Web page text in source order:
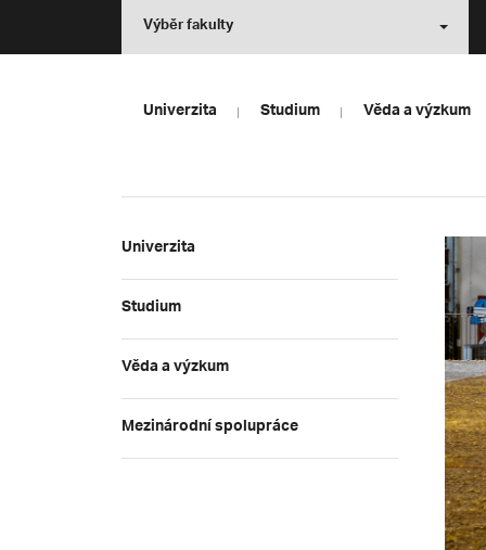
Výběr fakulty
Univerzita Studium Věda a výzkum
Univerzita
Studium
Věda a výzkum
Mezinárodní spolupráce